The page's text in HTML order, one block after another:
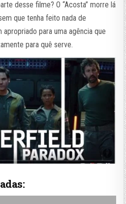
desse filme? O “Acosta” morre lá
que tenha feito nada de
para uma agência que
para quê serve.